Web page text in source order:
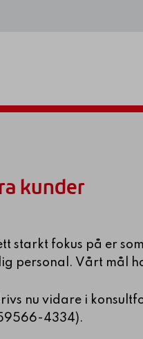
kunder
starkt fokus på er
personal. Vårt mål
nu vidare i
4334).